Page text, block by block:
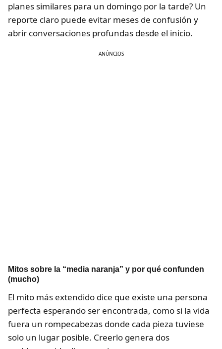
planes similares para un domingo por la tarde? Un
reporte claro puede evitar meses de confusión y
abrir conversaciones profundas desde el inicio.
ANÚNCIOS
Mitos sobre la “media naranja” y por qué confunden
(mucho)
El mito más extendido dice que existe una persona
perfecta esperando ser encontrada, como si la vida
fuera un rompecabezas donde cada pieza tuviese
solo un lugar posible. Creerlo genera dos